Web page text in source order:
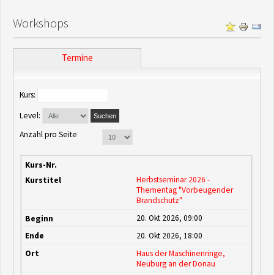
Workshops
Termine
Kurs:
Level:
Suchen
Anzahl pro Seite
Herbstseminar 2026 -
Thementag "Vorbeugender
Brandschutz"
20. Okt 2026,09:00
20. Okt 2026,18:00
Haus der Maschinenringe,
Neuburg an der Donau